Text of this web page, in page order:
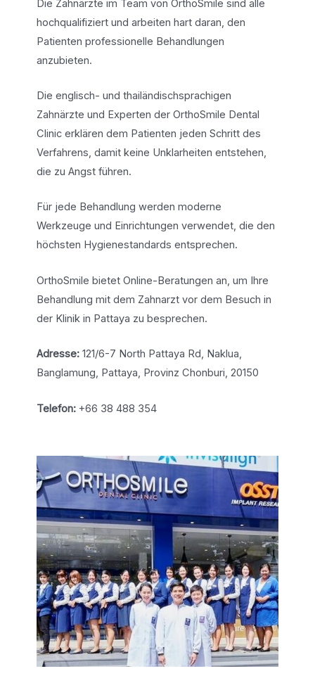
Die Zahnärzte im Team von OrthoSmile sind alle
hochqualifiziert und arbeiten hart daran, den
Patienten professionelle Behandlungen
anzubieten.
Die englisch- und thailändischsprachigen
Zahnärzte und Experten der OrthoSmile Dental
Clinic erklären dem Patienten jeden Schritt des
Verfahrens, damit keine Unklarheiten entstehen,
die zu Angst führen.
Für jede Behandlung werden moderne
Werkzeuge und Einrichtungen verwendet, die den
höchsten Hygienestandards entsprechen.
OrthoSmile bietet Online-Beratungen an, um Ihre
Behandlung mit dem Zahnarzt vor dem Besuch in
der Klinik in Pattaya zu besprechen.
Adresse:121/6-7 North Pattaya Rd, Naklua,
Banglamung, Pattaya, Provinz Chonburi, 20150
Telefon:+66 38 488 354